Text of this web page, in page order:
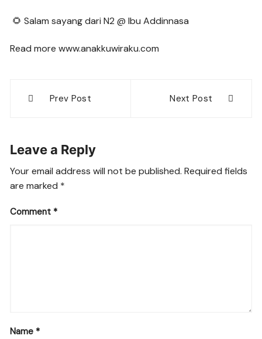
🌻 Salam sayang dari N2 @ Ibu Addinnasa
Read more www.anakkuwiraku.com
navigation
Prev Post Next Post
Leave a Reply
Your email address will not be published. Required fields
are marked *
Comment *
Name *